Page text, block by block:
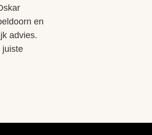
en
advies.
juiste